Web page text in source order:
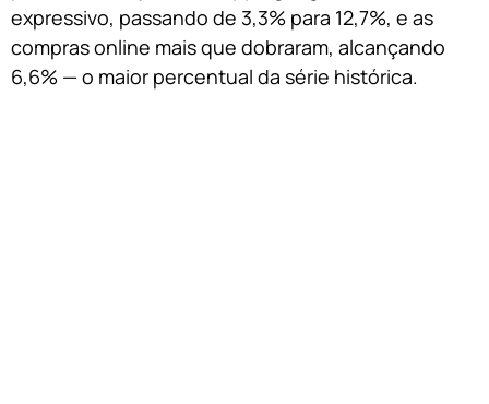
expressivo, passando de 3,3% para 12,7%, e as
compras online mais que dobraram, alcançando
6,6% — o maior percentual da série histórica.